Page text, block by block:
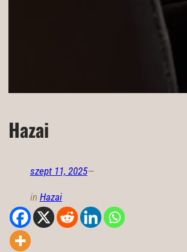
Hazai
szept 11, 2025—
in Hazai